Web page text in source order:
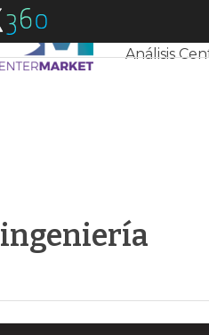
Análisis
ingeniería